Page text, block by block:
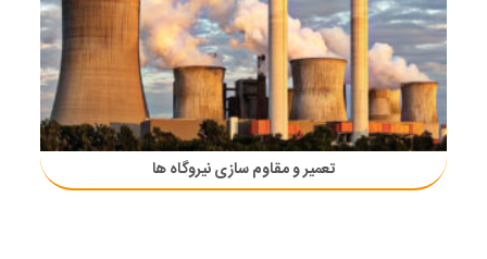
تعمیر و مقاوم سازی نیروگاه ها